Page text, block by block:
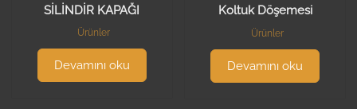
SİLİNDİR KAPAĞI
Ürünler
Devamını oku
Koltuk Döşemesi
Ürünler
Devamını oku